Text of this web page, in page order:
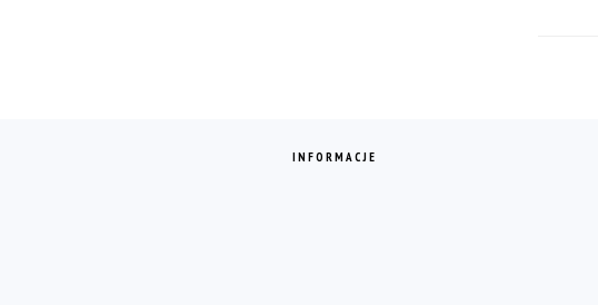
INFORMACJE